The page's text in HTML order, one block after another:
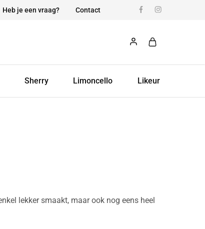
Heb je een vraag? Contact
Sherry Limoncello Likeur
lekker smaakt, maar ook nog eens heel